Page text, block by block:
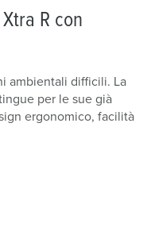
R con
ambientali difficili. La
per le sue già
ergonomico, facilità